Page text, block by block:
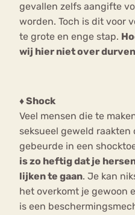
gevallen zelfs aangifte
worden. Toch is dit voor
te grote en enge stap.
wij hier niet over
♦ Shock
Veel mensen die te
seksueel geweld
gebeurde in een
is zo heftig dat je
lijken te gaan. Je kan
het overkomt je gewoon
is een